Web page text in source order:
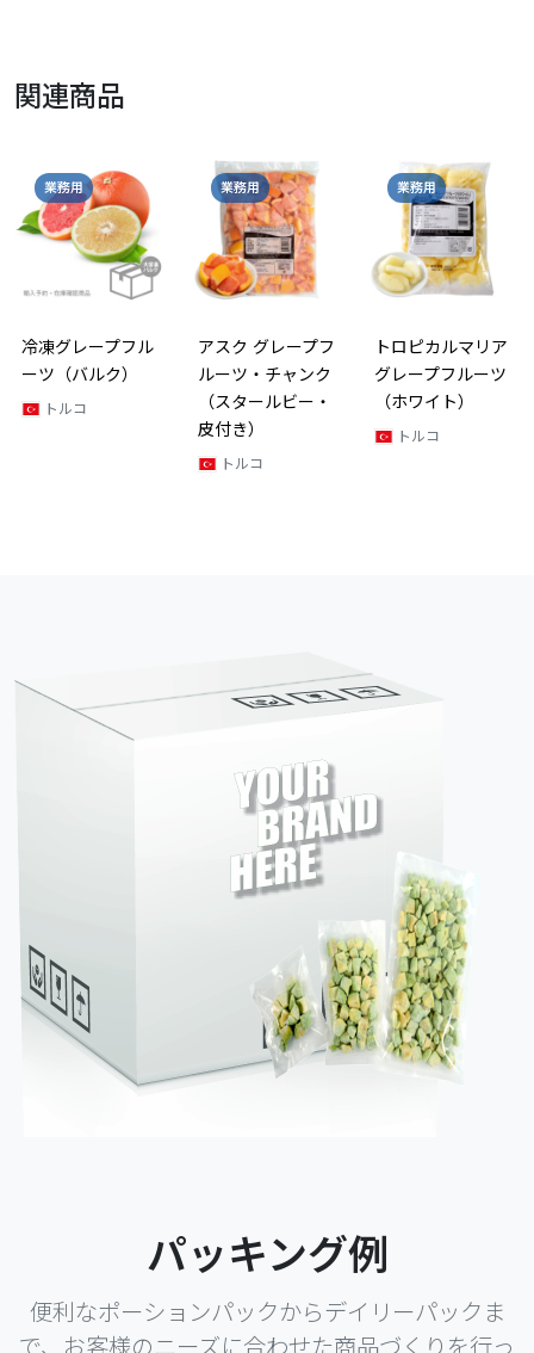
関連商品
業務用
冷凍グレープフル
ーツ（バルク）
トルコ
業務用
アスク グレープフ
ルーツ・チャンク
（スタールビー・
皮付き）
トルコ
業務用
トロピカルマリア
グレープフルーツ
（ホワイト）
トルコ
パッキング例
便利なポーションパックからデイリーパックま